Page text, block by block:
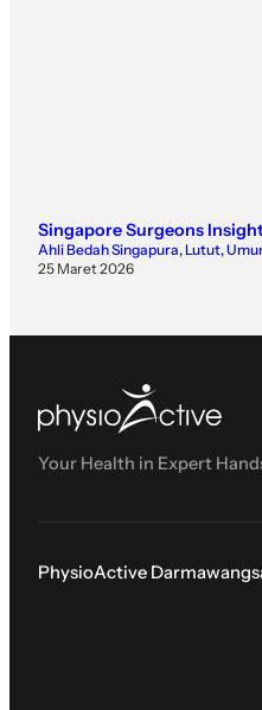
Singapore Surgeons
Ahli Bedah Singapura, Lutut,
25 Maret 2026
Your Health in Expert
PhysioActive